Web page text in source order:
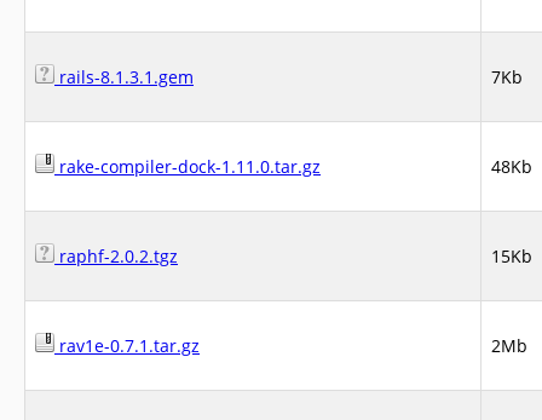
rails-8.1.3.1.gem 7Kb
rake-compiler-dock-1.11.0.tar.gz 48Kb
raphf-2.0.2.tgz 15Kb
rav1e-0.7.1.tar.gz 2Mb